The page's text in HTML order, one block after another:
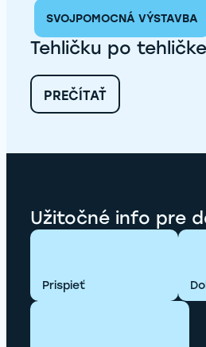
–
STAVEBNÝ
PRE
SPIŠ,
GEMER-
HONT,
SVOJPOMOCNÁ VÝSTAVBA
Tehličku po
PREČÍTAŤ:
TEHLIČKU
K
Užitočné info pre
Prispieť